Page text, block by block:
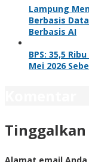
Lampung
Berbasis
Berbasis AI
BPS: 35,5
Mei 2026
Tinggalkan